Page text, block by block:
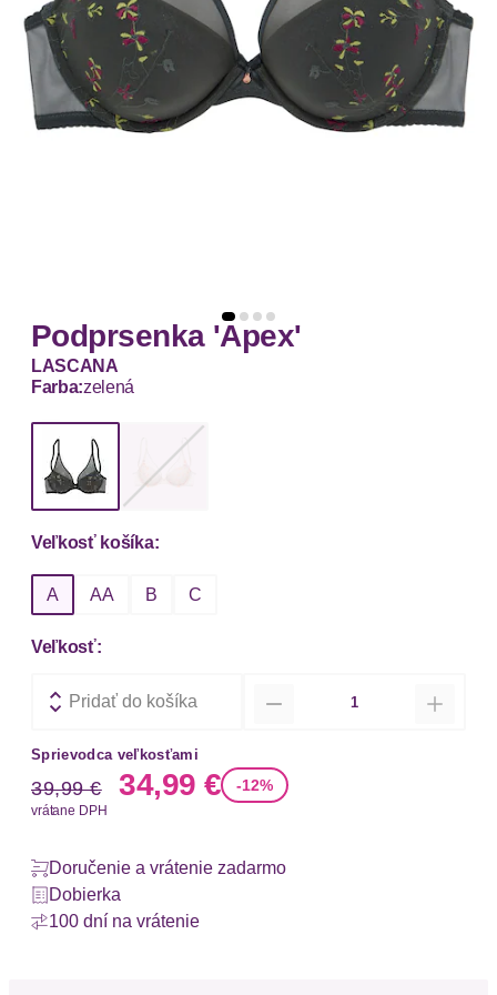
Podprsenka 'Apex'
LASCANA
Farba:zelená
Veľkosť košíka:
A AA B C
Veľkosť:
Pridať do košíka
Sprievodca veľkosťami
Stará cena
39,99 € Nová cena
34,99 € -12%
vrátane DPH
Doručenie a vrátenie zadarmo
Dobierka
100 dní na vrátenie